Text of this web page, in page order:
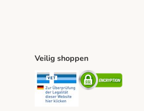
Method
Veilig shoppen
Security